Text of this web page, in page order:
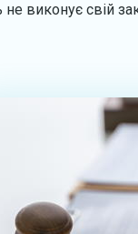
виконує свій